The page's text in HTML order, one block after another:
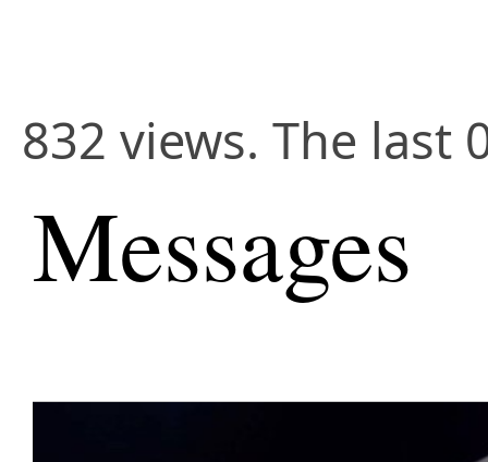
832 views. The last
Messages